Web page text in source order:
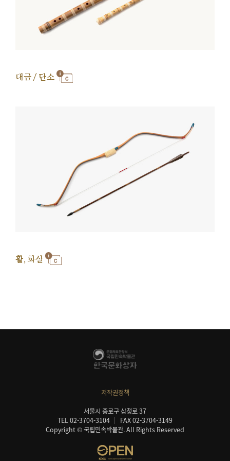
대금 / 단소
활, 화살
저작권정책
서울시 종로구 삼청로 37
TEL 02-3704-3104
FAX 02-3704-3149
Copyright © 국립민속박물관. All Rights Reserved